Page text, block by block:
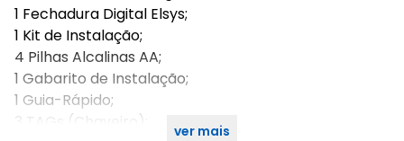
1 Fechadura Digital Elsys;
1 Kit de Instalação;
4 Pilhas Alcalinas AA;
1 Gabarito de Instalação;
1 Guia-Rápido;
3 TAGs (Chaveiro);
ver mais